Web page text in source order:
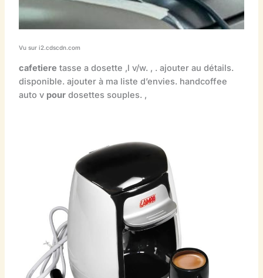
Vu sur i2.cdscdn.com
cafetiere tasse a dosette ,l v/w. , . ajouter au détails.
disponible. ajouter à ma liste d’envies. handcoffee
auto v pourdosettes souples. ,